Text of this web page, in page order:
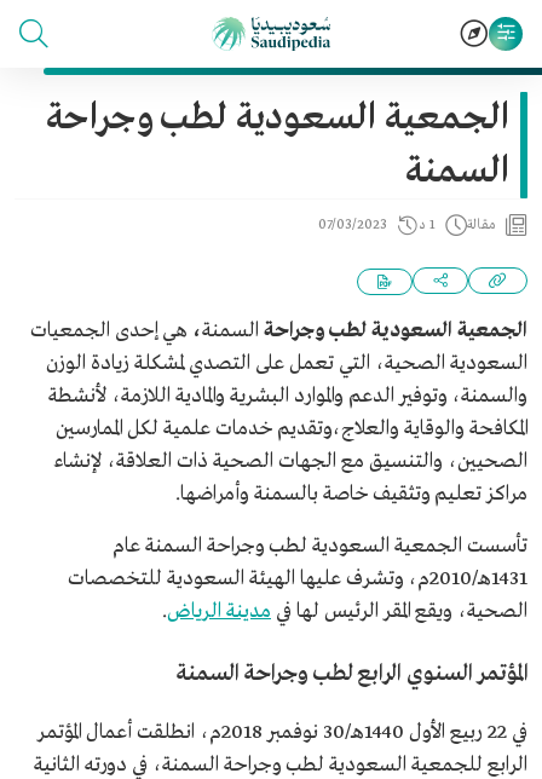
الجمعية السعودية لطب وجراحة
السمنة
مقالة 1 د 07/03/2023
الجمعية السعودية لطب وجراحة السمنة، هي إحدى الجمعيات
السعودية الصحية، التي تعمل على التصدي لمشكلة زيادة الوزن
والسمنة، وتوفير الدعم والموارد البشرية والمادية اللازمة، لأنشطة
المكافحة والوقاية والعلاج،وتقديم خدمات علمية لكل الممارسين
الصحيين، والتنسيق مع الجهات الصحية ذات العلاقة، لإنشاء
مراكز تعليم وتثقيف خاصة بالسمنة وأمراضها.
تأسست الجمعية السعودية لطب وجراحة السمنة عام
1431هـ/2010م، وتشرف عليها الهيئة السعودية للتخصصات
الصحية، ويقع المقر الرئيس لها في مدينة الرياض.
المؤتمر السنوي الرابع لطب وجراحة السمنة
في 22 ربيع الأول 1440هـ/30 نوفمبر 2018م، انطلقت أعمال المؤتمر
الرابع للجمعية السعودية لطب وجراحة السمنة، في دورته الثانية